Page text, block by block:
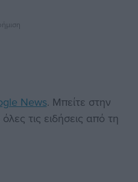
News. Μπείτε στην
τις ειδήσεις από τη